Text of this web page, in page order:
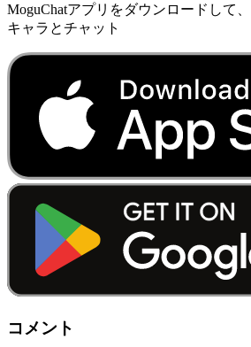
MoguChatアプリをダウンロードして
キャラとチャット
コメント